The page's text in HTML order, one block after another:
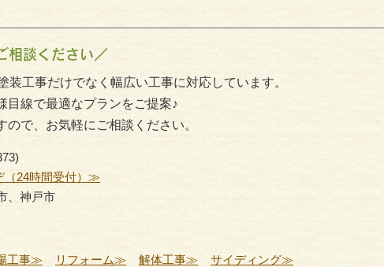
相談ください／
工事だけでなく幅広い工事に対応しています。
目線で最適なプランをご提案♪
で、お気軽にご相談ください。
（24時間受付）≫
、神戸市
工事≫ リフォーム≫ 解体工事≫ サイディング≫